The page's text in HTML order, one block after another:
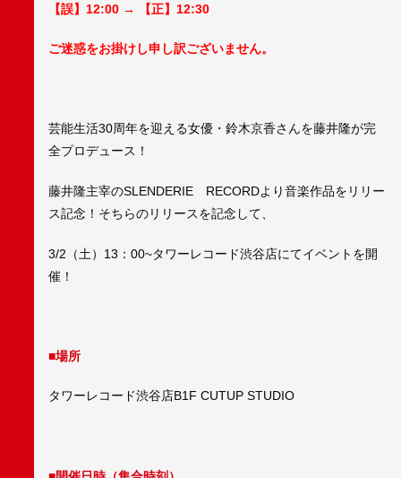
【誤】12:00 → 【正】12:30
ご迷惑をお掛けし申し訳ございません。
芸能生活30周年を迎える女優・鈴木京香さんを藤井隆が完
全プロデュース！
藤井隆主宰のSLENDERIE RECORDより音楽作品をリリー
ス記念！そちらのリリースを記念して、
3/2（土）13：00~タワーレコード渋谷店にてイベントを開
催！
■場所
タワーレコード渋谷店B1F CUTUP STUDIO